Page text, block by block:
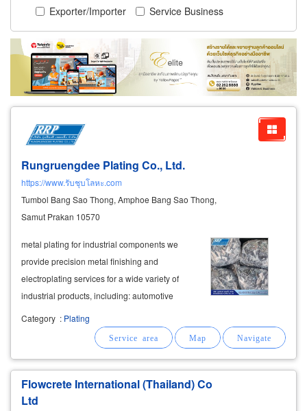
Exporter/Importer
Service Business
Rungruengdee Plating Co., Ltd.
https://www.รับชุบโลหะ.com
Tumbol Bang Sao Thong, Amphoe Bang Sao Thong,
Samut Prakan 10570
metal plating for industrial components we
provide precision metal finishing and
electroplating services for a wide variety of
industrial products, including: automotive
parts decorative andprotectivemetal finishes
Category : Plating
Flowcrete International (Thailand) Co
Ltd